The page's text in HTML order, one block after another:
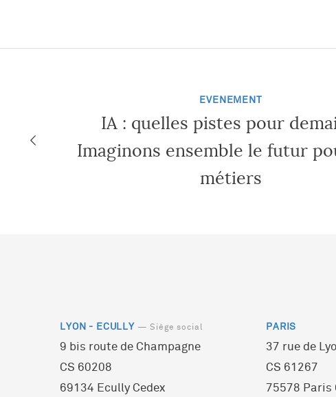
EVENEMENT
IA : quelles pistes pour
Imaginons ensemble le futur
métiers
LYON - ECULLY — Siège social
9 bis route de Champagne
CS 60208
69134 Ecully Cedex
PARIS
37 rue de
CS 61267
75578 Paris